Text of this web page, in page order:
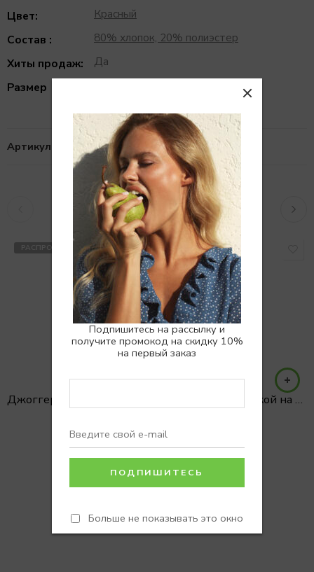
Подпишитесь на рассылку и
получите промокод на скидку 10%
на первый заказ
Больше не показывать это окно
Цвет:
Красный
Состав :
80% хлопок, 20% полиэстер
Хиты продаж:
Да
Размер
Артикул: 101015663
Похожие товары
РАСПРОДАНО РАСПРОДАНО
Джогеры с резинкой на манжетах